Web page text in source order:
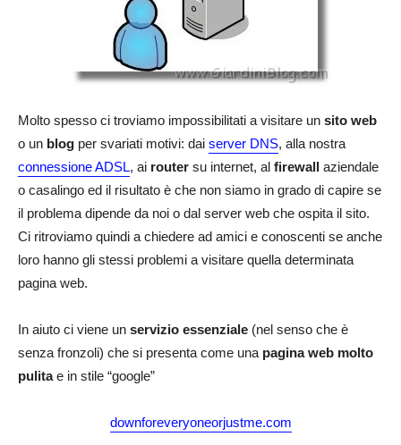
Molto spesso ci troviamo impossibilitati a visitare un sito web
o un blog per svariati motivi: dai server DNS, alla nostra
connessione ADSL, ai router su internet, al firewall aziendale
o casalingo ed il risultato è che non siamo in grado di capire se
il problema dipende da noi o dal server web che ospita il sito.
Ci ritroviamo quindi a chiedere ad amici e conoscenti se anche
loro hanno gli stessi problemi a visitare quella determinata
pagina web.
In aiuto ci viene un servizio essenziale (nel senso che è
senza fronzoli) che si presenta come una pagina web molto
pulitae in stile “google”
downforeveryoneorjustme.com